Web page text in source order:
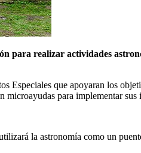
para realizar actividades
Especiales que apoyaran los
para implementar
la astronomía como un